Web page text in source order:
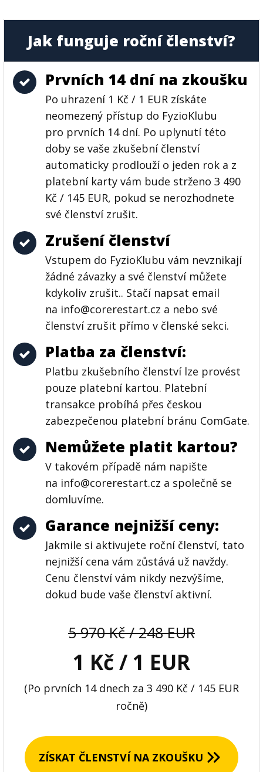
Jak funguje roční členství?
Prvních 14 dní na zkoušku
Po uhrazení 1 Kč / 1 EUR získáte
neomezený přístup do FyzioKlubu
pro prvních 14 dní. Po uplynutí této
doby se vaše zkušební členství
automaticky prodlouží o jeden rok a z
platební karty vám bude strženo 3 490
Kč / 145 EUR, pokud se nerozhodnete
své členství zrušit.
Zrušení členství
Vstupem do FyzioKlubu vám nevznikají
žádné závazky a své členství můžete
kdykoliv zrušit.. Stačí napsat email
na info@corerestart.cz a nebo své
členství zrušit přímo v členské sekci.
Platba za členství:
Platbu zkušebního členství lze provést
pouze platební kartou. Platební
transakce probíhá přes českou
zabezpečenou platební bránu ComGate.
Nemůžete platit kartou?
V takovém případě nám napište
na info@corerestart.cz a společně se
domluvíme.
Garance nejnižší ceny:
Jakmile si aktivujete roční členství, tato
nejnižší cena vám zůstává už navždy.
Cenu členství vám nikdy nezvýšíme,
dokud bude vaše členství aktivní.
5 970 Kč / 248 EUR
1 Kč / 1 EUR
(Po prvních 14 dnech za 3 490 Kč / 145 EUR
ročně)
ZÍSKAT ČLENSTVÍ NA ZKOUŠKU